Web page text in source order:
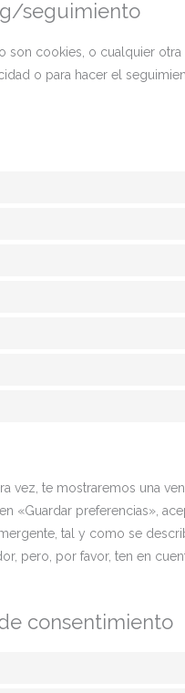
seguimiento
son cookies, o cualquier
o para hacer el
vez, te mostraremos una
«Guardar preferencias»,
tal y como se
pero, por favor, ten en
consentimiento